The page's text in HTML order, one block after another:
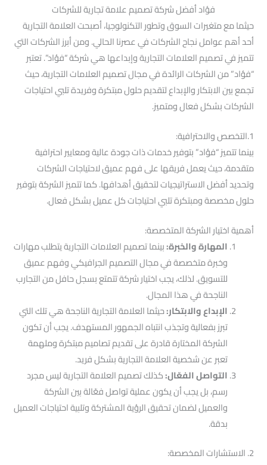
فؤاد أفضل شركة تصميم علامة تجارية للشركات
حيثما مع متغيرات السوق وتطور التكنولوجيا، أصبحت العلامة التجارية
أحد أهم عوامل نجاح الشركات في عصرنا الحالي. ومن أبرز الشركات التي
تتميز في تصميم العلامات التجارية وإبداعها هي شركة “فؤاد”. تعتبر
“فؤاد” من الشركات الرائدة في مجال تصميم العلامات التجارية، حيث
تجمع بين الابتكار والإبداع لتقديم حلول مبتكرة وفريدة تلبي احتياجات
الشركات بشكل فعال ومتميز.
1.التخصص والاحترافية:
بينما تتميز “فؤاد” بتوفير خدمات ذات جودة عالية ومعايير احترافية
متقدمة، حيث يعمل فريقها على فهم عميق لاحتياجات الشركات
وتحديد أفضل الاستراتيجيات لتحقيق أهدافها. كما تتميز الشركة بتوفير
حلول مخصصة ومبتكرة تلبي احتياجات كل عميل بشكل فعال.
أهمية اختيار الشركة المتخصصة:
المهارة والخبرة:بينما تصميم العلامات التجارية يتطلب مهارات
وخبرة متخصصة في مجال التصميم الجرافيكي وفهم عميق
للتسويق. لذلك، يجب اختيار شركة تتمتع بسجل حافل من التجارب
الناجحة في هذا المجال.
الإبداع والابتكار:حيثما العلامة التجارية الناجحة هي تلك التي
تبرز بفعالية وتجذب انتباه الجمهور المستهدف. يجب أن تكون
الشركة المختارة قادرة على تقديم تصاميم مبتكرة وملهمة
تعبر عن شخصية العلامة التجارية بشكل فريد.
التواصل الفعّال:كذلك تصميم العلامة التجارية ليس مجرد
رسم، بل يجب أن يكون عملية تواصل فعّالة بين الشركة
والعميل لضمان تحقيق الرؤية المشتركة وتلبية احتياجات العميل
بدقة.
2. الاستشارات المخصصة: